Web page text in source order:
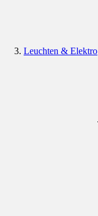
Leuchten & Elektro